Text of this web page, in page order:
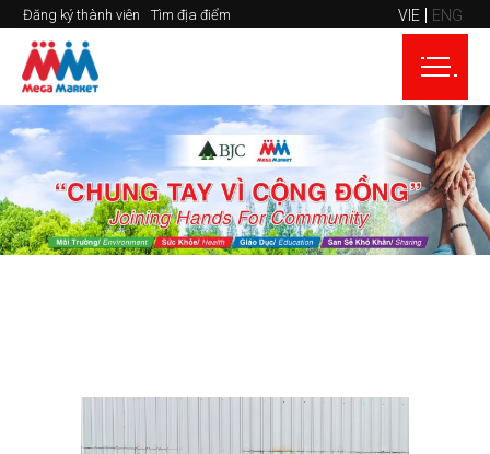
Đăng ký thành viên Tìm địa điểm VIE ENG